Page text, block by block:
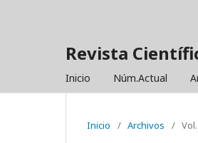
Revista
Inicio Núm.Actual
Inicio / Archivos /